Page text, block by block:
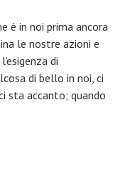
è in noi prima ancora
le nostre azioni e
di
di bello in noi, ci
sta accanto; quando